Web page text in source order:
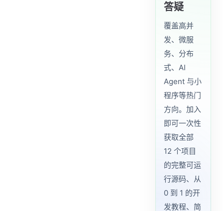
答疑
覆盖高并
发、微服
务、分布
式、AI
Agent 与小
程序等热门
方向。加入
即可一次性
获取全部
12 个项目
的完整可运
行源码、从
0 到 1 的开
发教程、简